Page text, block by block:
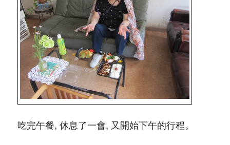
吃完午餐, 休息了一會, 又開始下午的行程。